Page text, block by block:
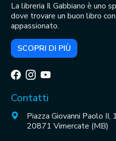
La libreria Il Gabbiano è uno
dove trovare un buon libro
appassionato.
SCOPRI DI PIÙ
Contatti
Piazza Giovanni Paolo II, 1
20871 Vimercate (MB)